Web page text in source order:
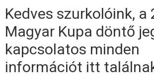
Kedves szurkolóink, a
Magyar Kupa döntő
kapcsolatos minden
információt itt